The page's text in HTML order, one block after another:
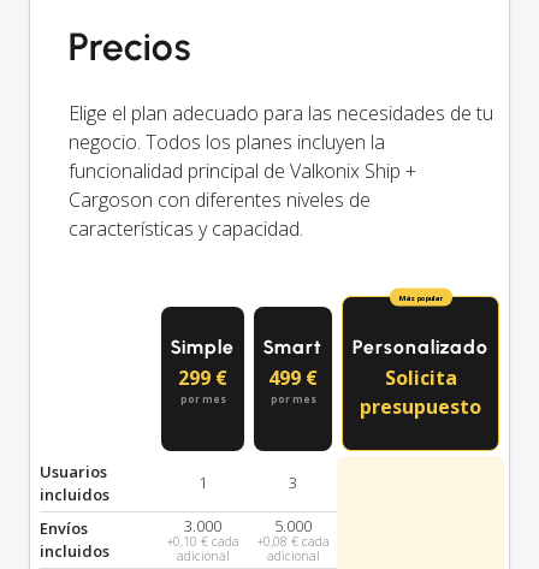
Precios
Elige el plan adecuado para las necesidades de tu
negocio. Todos los planes incluyen la
funcionalidad principal de Valkonix Ship +
Cargoson con diferentes niveles de
características y capacidad.
Simple
299 €
por mes
Smart
499 €
por mes
Más popular
Personalizado
Solicita
presupuesto
Usuarios
incluidos
1 3
Envíos
incluidos
3.000
+0,10 € cada
adicional
5.000
+0,08 € cada
adicional